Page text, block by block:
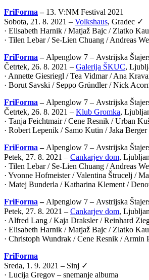
FriForma – 13. V:NM Festival 2021
Sobota, 21. 8. 2021 – Volkshaus, Gradec ✓
· Elisabeth Harnik / Matjaž Bajc / Zlatko
· Tilen Lebar / Se-Lien Chuang / Andreas
FriForma – Alpenglow 7 – Avstrijska
Četrtek, 26. 8. 2021 – Galerija ŠKUC,
· Annette Giesriegl / Tea Vidmar / Ana
· Borut Savski / Seppo Gründler / Nick
FriForma – Alpenglow 7 – Avstrijska
Četrtek, 26. 8. 2021 – Klub Gromka,
· Tanja Feichtmair / Cene Resnik / Urban
· Robert Lepenik / Samo Kutin / Jaka
FriForma – Alpenglow 7 – Avstrijska
Petek, 27. 8. 2021 – Cankarjev dom,
· Tilen Lebar / Se-Lien Chuang / Andreas
· Yvonne Hofmeister / Valentina Štrucelj /
· Matej Bunderla / Katharina Klement /
FriForma – Alpenglow 7 – Avstrijska
Petek, 27. 8. 2021 – Cankarjev dom,
· Alfred Lang / Kaja Draksler / Reinhard
· Elisabeth Harnik / Matjaž Bajc / Zlatko
· Christoph Wundrak / Cene Resnik / Armin
FriForma
Sreda, 1. 9. 2021 – Sinj ✓
· Lucija Gregov – snemanje albuma